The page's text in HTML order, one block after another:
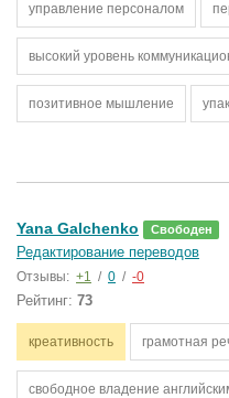
управление персоналом
высокий уровень
позитивное мышление
Yana Galchenko Свободен
Редактирование переводов
Отзывы: +1 / 0 / -0
Рейтинг: 73
креативность грамотная
свободное владение